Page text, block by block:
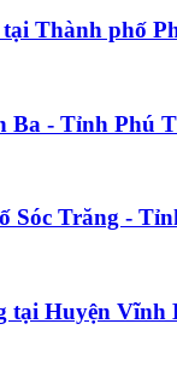
Thành phố
Ba - Tỉnh Phú
Sóc Trăng -
Huyện Vĩnh